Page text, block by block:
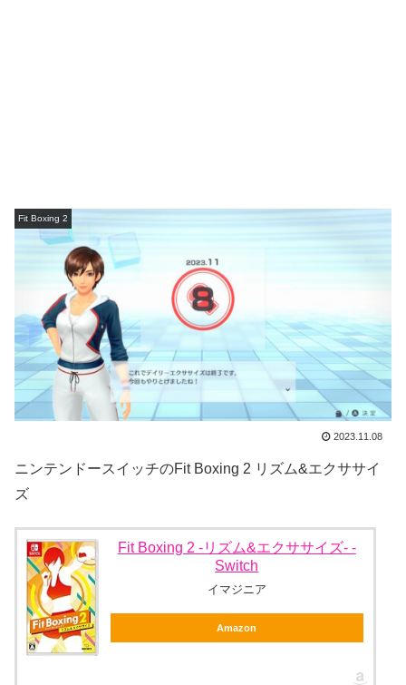
Fit Boxing 2
2023.11.08
ニンテンドースイッチのFit Boxing 2 リズム&エクササイ
ズ
Fit Boxing 2 -リズム&エクササイズ- -
Switch
イマジニア
Amazon